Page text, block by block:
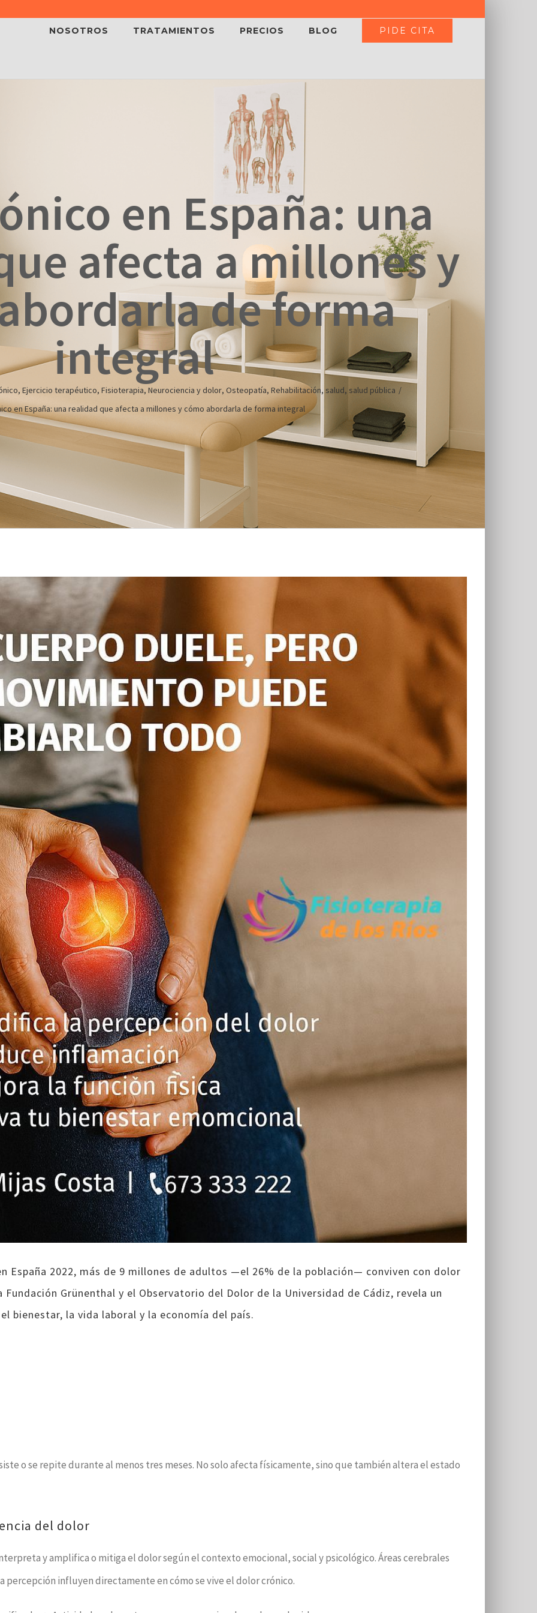
NOSOTROS TRATAMIENTOS PRECIOS BLOG PIDE CITA
en España: una
afecta a millones y
de forma
integral
, Ejercicio terapéutico, Fisioterapia, Neurociencia y dolor, Osteopatía, Rehabilitación, salud, salud pública /
en España: una realidad que afecta a millones y cómo abordarla de forma integral
España 2022, más de 9 millones de adultos —el 26% de la población— conviven con dolor
Grünenthal y el Observatorio del Dolor de la Universidad de Cádiz, revela un
bienestar, la vida laboral y la economía del país.
o se repite durante al menos tres meses. No solo afecta físicamente, sino que también altera el estado
del dolor
y amplifica o mitiga el dolor según el contexto emocional, social y psicológico. Áreas cerebrales
percepción influyen directamente en cómo se vive el dolor crónico.